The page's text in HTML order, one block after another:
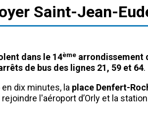
Saint-Jean-
dans le 14èmearrondissement
de bus des lignes 21, 59 et 64.
dix minutes, la place Denfert-
l'aéroport d’Orly et la